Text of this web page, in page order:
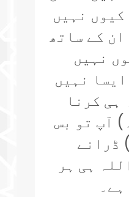
کیوں نہیں
ان کے ساتھ
نہیں
نہیں
ہی کرنا
آپ تو بس
ڈرانے
ہی ہر